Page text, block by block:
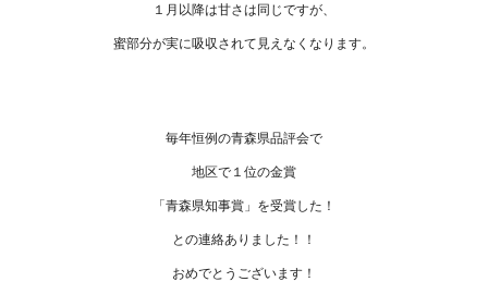
１月以降は甘さは同じですが、
蜜部分が実に吸収されて見えなくなります。
毎年恒例の青森県品評会で
地区で１位の金賞
「青森県知事賞」を受賞した！
との連絡ありました！！
おめでとうございます！